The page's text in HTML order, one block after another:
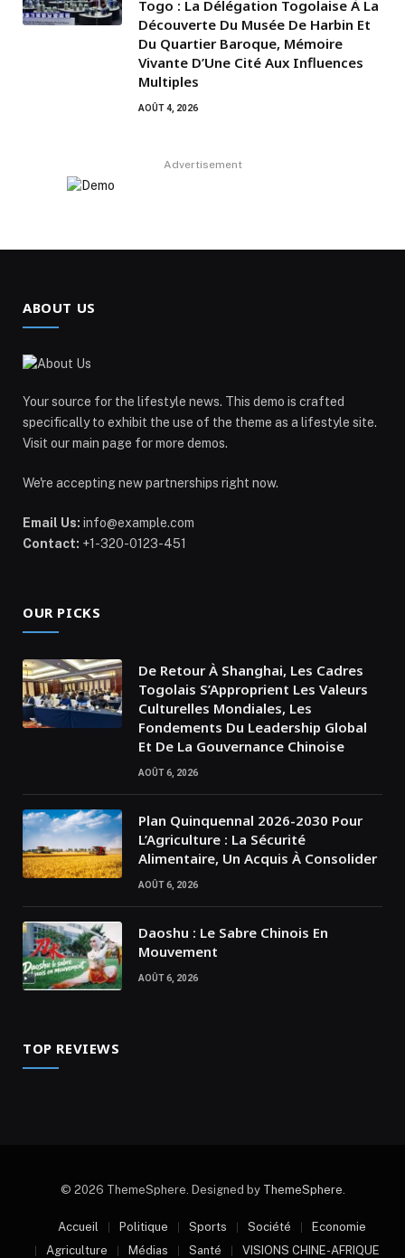
Togo : La Délégation Togolaise À La
Découverte Du Musée De Harbin Et
Du Quartier Baroque, Mémoire
Vivante D’Une Cité Aux Influences
Multiples
AOÛT 4, 2026
Advertisement
ABOUT US
Your source for the lifestyle news. This demo is crafted
specifically to exhibit the use of the theme as a lifestyle site.
Visit our main page for more demos.
We're accepting new partnerships right now.
Email Us: info@example.com
Contact: +1-320-0123-451
OUR PICKS
De Retour À Shanghai, Les Cadres
Togolais S’Approprient Les Valeurs
Culturelles Mondiales, Les
Fondements Du Leadership Global
Et De La Gouvernance Chinoise
AOÛT 6, 2026
Plan Quinquennal 2026-2030 Pour
L’Agriculture : La Sécurité
Alimentaire, Un Acquis À Consolider
AOÛT 6, 2026
Daoshu : Le Sabre Chinois En
Mouvement
AOÛT 6, 2026
TOP REVIEWS
© 2026 ThemeSphere. Designed by ThemeSphere.
Accueil Politique Sports Société
Economie
Agriculture
Médias Santé VISIONS CHINE-AFRIQUE